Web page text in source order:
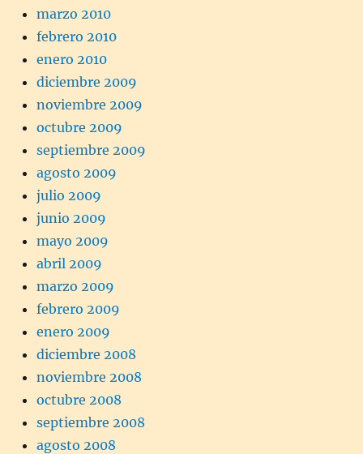
marzo 2010
febrero 2010
enero 2010
diciembre 2009
noviembre 2009
octubre 2009
septiembre 2009
agosto 2009
julio 2009
junio 2009
mayo 2009
abril 2009
marzo 2009
febrero 2009
enero 2009
diciembre 2008
noviembre 2008
octubre 2008
septiembre 2008
agosto 2008